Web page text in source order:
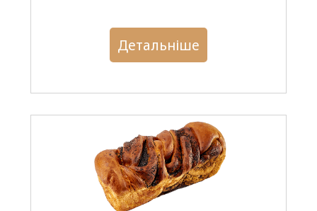
Детальніше